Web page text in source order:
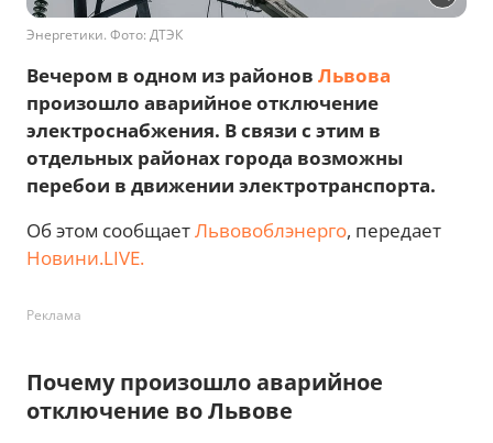
Энергетики. Фото: ДТЭК
Вечером в одном из районов Львова
произошло аварийное отключение
электроснабжения. В связи с этим в
отдельных районах города возможны
перебои в движении электротранспорта.
Об этом сообщаетЛьвовоблэнерго, передает
Новини.LIVE.
Реклама
Почему произошло аварийное
отключение во Львове